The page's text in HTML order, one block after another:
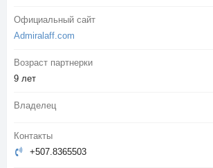
Официальный сайт
Admiralaff.com
Возраст партнерки
9 лет
Владелец
Контакты
+507.8365503